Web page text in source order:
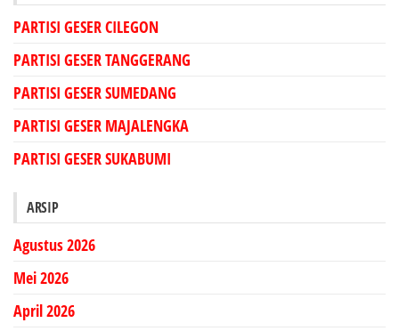
PARTISI GESER CILEGON
PARTISI GESER TANGGERANG
PARTISI GESER SUMEDANG
PARTISI GESER MAJALENGKA
PARTISI GESER SUKABUMI
ARSIP
Agustus 2026
Mei 2026
April 2026